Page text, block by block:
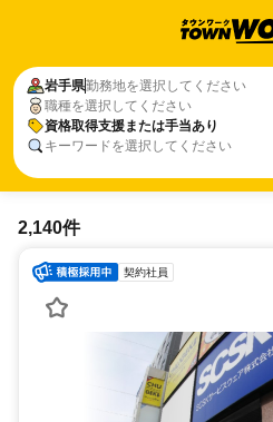
岩手県勤務地を選択してください
職種を選択してください
資格取得支援または手当あり
キーワードを選択してください
2,140件
契約社員